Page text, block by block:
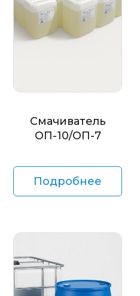
Смачиватель
ОП-10/ОП-7
Подробнее